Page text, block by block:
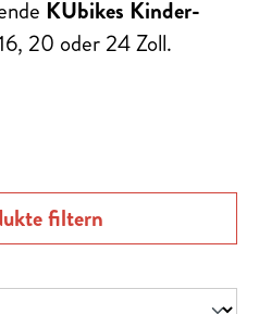
KUbikes Kinder-
20 oder 24 Zoll.
filtern